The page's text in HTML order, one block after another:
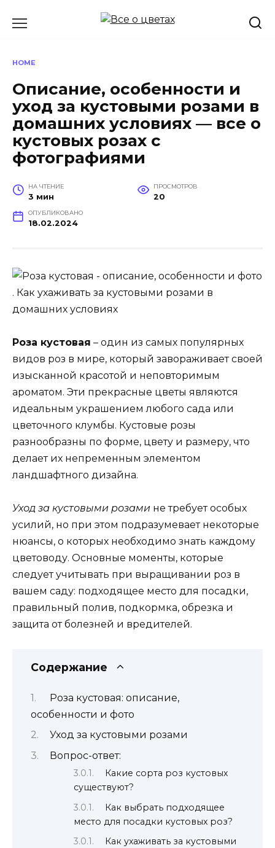
HOME
Описание, особенности и
уход за кустовыми розами в
домашних условиях — все о
кустовых розах с
фотографиями
НА ЧТЕНИЕ
3 мин
ПРОСМОТРОВ
20
ОПУБЛИКОВАНО
18.02.2024
Роза кустовая – один из самых популярных
видов роз в мире, который завораживает своей
изысканной красотой и неповторимым
ароматом. Эти прекрасные цветы являются
идеальным украшением любого сада или
цветочного клумбы. Кустовые розы
разнообразны по форме, цвету и размеру, что
делает их непременным элементом
ландшафтного дизайна.
Уход за кустовыми розами не требует особых
усилий, но при этом подразумевает некоторые
нюансы, о которых необходимо знать каждому
цветоводу. Основные моменты, которые
следует учитывать при выращивании роз в
вашем саду: подходящее место для посадки,
правильный полив, подкормка, обрезка и
защита от болезней и вредителей.
Содержание
Роза кустовая: описание,
особенности и фото
Уход за кустовыми розами
Вопрос-ответ:
Какие сорта роз кустовых
существуют?
Как выбрать подходящее
место для посадки кустовых роз?
Как ухаживать за кустовыми